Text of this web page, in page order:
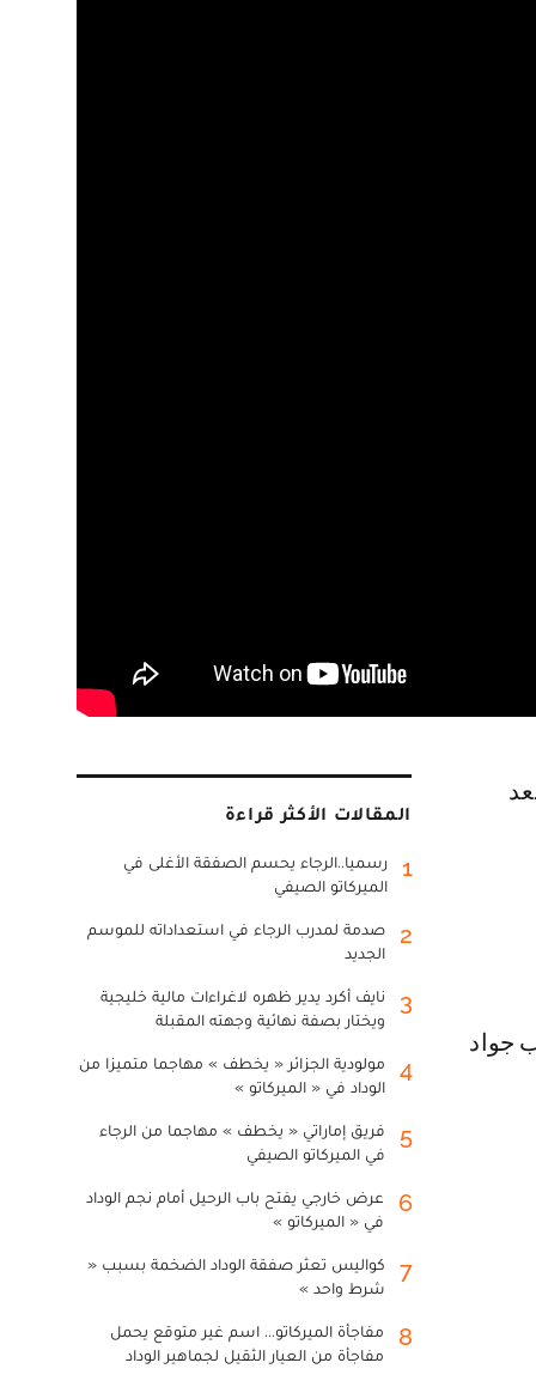
جواد
المقالات الأكثر قراءة
1
رسميا..الرجاء يحسم الصفقة الأغلى في
الميركاتو الصيفي
2
صدمة لمدرب الرجاء في استعداداته للموسم
الجديد
3
نايف أكرد يدير ظهره لاغراءات مالية خليجية
ويختار بصفة نهائية وجهته المقبلة
4
مولودية الجزائر « يخطف » مهاجما متميزا من
الوداد في « الميركاتو »
5
فريق إماراتي « يخطف » مهاجما من الرجاء
في الميركاتو الصيفي
6
عرض خارجي يفتح باب الرحيل أمام نجم الوداد
في « الميركاتو »
7
كواليس تعثر صفقة الوداد الضخمة بسبب «
شرط واحد »
8
مفاجأة الميركاتو... اسم غير متوقع يحمل
مفاجأة من العيار الثقيل لجماهير الوداد